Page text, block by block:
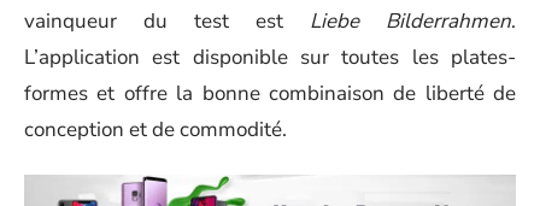
vainqueur du test est Liebe Bilderrahmen.
L’application est disponible sur toutes les plates-
formes et offre la bonne combinaison de liberté de
conception et de commodité.